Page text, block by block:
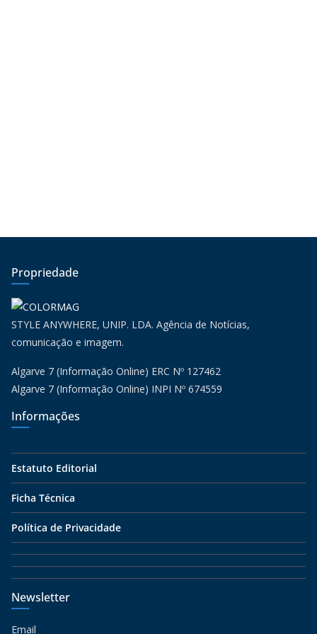
Propriedade
STYLE ANYWHERE, UNIP. LDA. Agência de Notícias,
comunicação e imagem.
Algarve 7 (Informação Online) ERC Nº 127462
Algarve 7 (Informação Online) INPI Nº 674559
Informações
Estatuto Editorial
Ficha Técnica
Política de Privacidade
Newsletter
Email